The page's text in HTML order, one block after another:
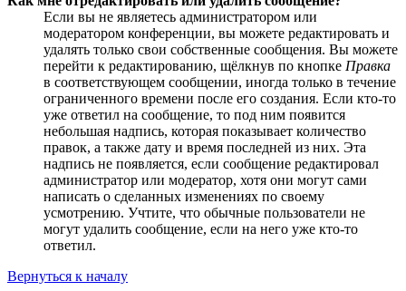
Если вы не являетесь администратором или
модератором конференции, вы можете редактировать и
удалять только свои собственные сообщения. Вы можете
перейти к редактированию, щёлкнув по кнопке Правка
в соответствующем сообщении, иногда только в течение
ограниченного времени после его создания. Если кто-то
уже ответил на сообщение, то под ним появится
небольшая надпись, которая показывает количество
правок, а также дату и время последней из них. Эта
надпись не появляется, если сообщение редактировал
администратор или модератор, хотя они могут сами
написать о сделанных изменениях по своему
усмотрению. Учтите, что обычные пользователи не
могут удалить сообщение, если на него уже кто-то
ответил.
Вернуться к началу